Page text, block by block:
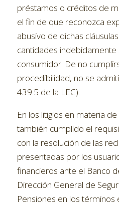
préstamos o créditos de
el fin de que reconozca
abusivo de dichas
cantidades indebidamente
consumidor. De no
procedibilidad, no se
439.5 de la LEC).
En los litigios en materia
también cumplido el
con la resolución de las
presentadas por los
financieros ante el Banco
Dirección General de
Pensiones en los